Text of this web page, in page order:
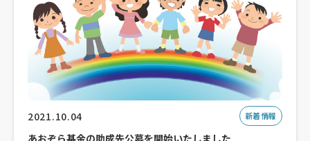
2021.10.04 新着情報
あおぞら基金の助成先公募を開始いたしました